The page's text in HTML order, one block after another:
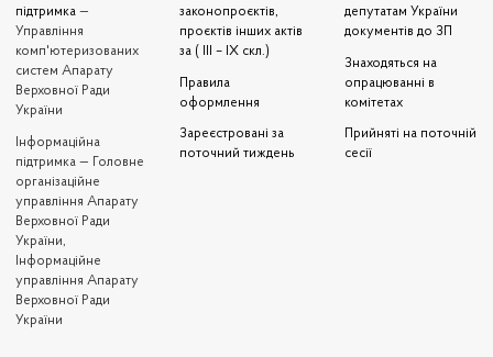
підтримка —
Управління
комп'ютеризованих
систем Апарату
Верховної Ради
України
Iнформаційна
підтримка — Головне
організаційне
управління Апарату
Верховної Ради
України,
Інформаційне
управління Апарату
Верховної Ради
України
законопроєктів,
проєктів інших актів
за ( III – IX скл.)
Правила
оформлення
Зареєстровані за
поточний тиждень
депутатам України
документів до ЗП
Знаходяться на
опрацюванні в
комітетах
Прийняті на поточній
сесії